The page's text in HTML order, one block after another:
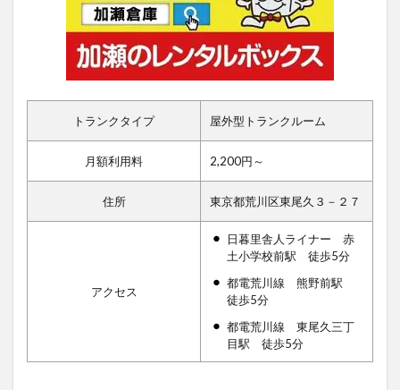
トランクタイプ 屋外型トランクルーム
月額利用料 2,200円～
住所 東京都荒川区東尾久３－２７
アクセス
日暮里舎人ライナー 赤
土小学校前駅 徒歩5分
都電荒川線 熊野前駅
徒歩5分
都電荒川線 東尾久三丁
目駅 徒歩5分